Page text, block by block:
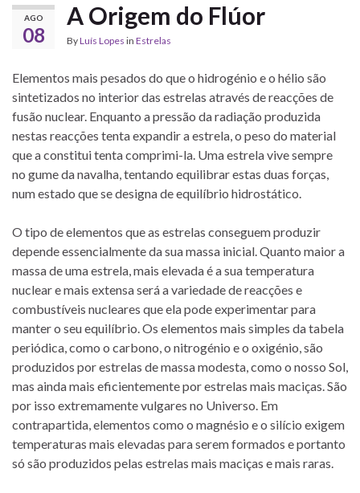
AGO
08
A Origem do Flúor
ByLuís Lopes in Estrelas
Elementos mais pesados do que o hidrogénio e o hélio são
sintetizados no interior das estrelas através de reacções de
fusão nuclear. Enquanto a pressão da radiação produzida
nestas reacções tenta expandir a estrela, o peso do material
que a constitui tenta comprimi-la. Uma estrela vive sempre
no gume da navalha, tentando equilibrar estas duas forças,
num estado que se designa de equilíbrio hidrostático.
O tipo de elementos que as estrelas conseguem produzir
depende essencialmente da sua massa inicial. Quanto maior a
massa de uma estrela, mais elevada é a sua temperatura
nuclear e mais extensa será a variedade de reacções e
combustíveis nucleares que ela pode experimentar para
manter o seu equilíbrio. Os elementos mais simples da tabela
periódica, como o carbono, o nitrogénio e o oxigénio, são
produzidos por estrelas de massa modesta, como o nosso Sol,
mas ainda mais eficientemente por estrelas mais maciças. São
por isso extremamente vulgares no Universo. Em
contrapartida, elementos como o magnésio e o silício exigem
temperaturas mais elevadas para serem formados e portanto
só são produzidos pelas estrelas mais maciças e mais raras.